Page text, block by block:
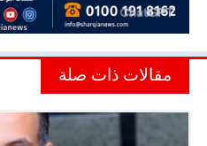
مقالات ذات صلة